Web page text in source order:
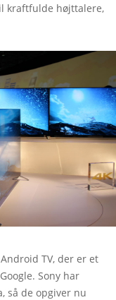
kraftfulde højttalere,
TV, der er et
Sony har
så de opgiver nu